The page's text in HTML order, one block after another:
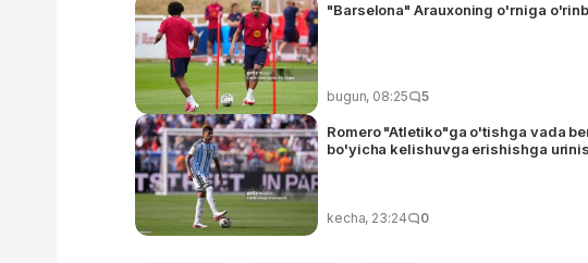
"Barselona" Arauxoning o'rniga
bugun, 08:25 5
Romero "Atletiko"ga o'tishga vada
bo'yicha kelishuvga erishishga
kecha, 23:24 0